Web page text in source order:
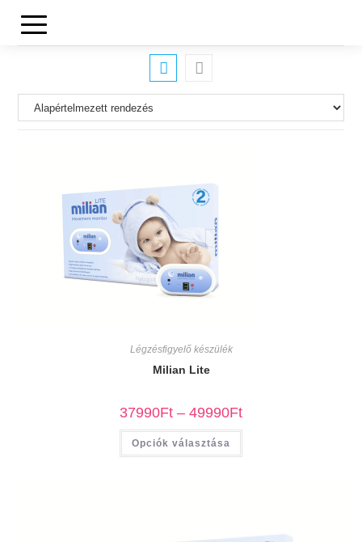
Légzésfigyelő készülék
Milian Lite
37990Ft – 49990Ft
Opciók választása